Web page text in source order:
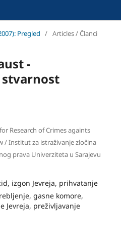
Pregled / Articles / Članci
-
Research of Crimes againts
/ Institut za istraživanje zločina
prava Univerziteta u Sarajevu
izgon Jevreja, prihvatanje
gasne komore,
Jevreja, preživljavanje